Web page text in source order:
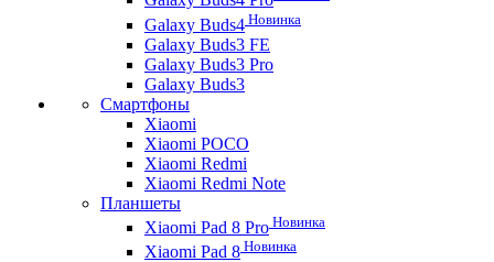
Galaxy Buds4 Новинка
Galaxy Buds3 FE
Galaxy Buds3 Pro
Galaxy Buds3
Смартфоны
Xiaomi
Xiaomi POCO
Xiaomi Redmi
Xiaomi Redmi Note
Планшеты
Xiaomi Pad 8 Pro Новинка
Xiaomi Pad 8 Новинка